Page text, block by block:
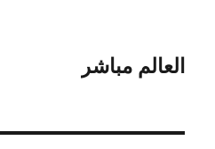
العالم مباشر